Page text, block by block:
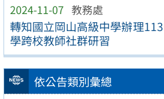
2024-11-07 教務處
轉知國立岡山高級中學辦理
學跨校教師社群研習
依公告類別彙總